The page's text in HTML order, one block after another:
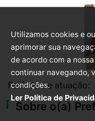
Utilizamos cookies e
aprimorar sua
de acordo com a
continuar navegando,
condições.
Ler Política de
Período de atuação:
info_i Sobre o(a)